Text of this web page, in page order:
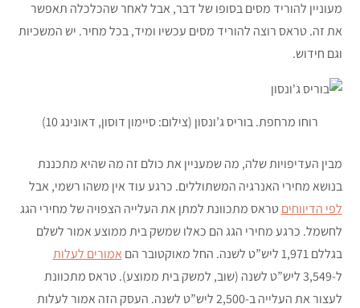
מעוניין להוריד מסים בסופו של דבר, אבל לאחר שהכלכלה תאפשר
את זה. טראס רוצה להוריד מסים עכשיו ומיד, בכל מחיר. יש המשכיות
וגם חידוש.
רוחו מרחפת. בוריס ג’ונסון (צילום: סיימון דוסון, דאונינג 10)
מבין העדיפויות שלה, מה שמעניין את כולם זה מה שהיא מתכננת
בנושא מחירי האנרגיה המשתוללים. כרגע עוד אין משהו רשמי, אבל
לפי הדיווחיםטראס מתכוונת למתן את העלייה הצפויה של מחירי הגג
לחשמל. כרגע מחירי הגג הם כאלו שמשק בית ממוצע אמור לשלם
בגללם 1,971 ליש”ט לשנה. החל מאוקטובר הם
אמורים לעלות
ל-3,549 ליש”ט לשנה (שוב, למשק בית ממוצע). טראס מתכוונת
לעצור את העלייה ב-2,500 ליש”ט לשנה. העסק הזה אמור לעלות